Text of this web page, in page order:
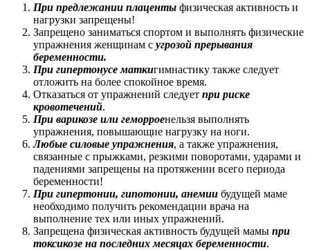
При предлежании плаценты физическая активность и
нагрузки запрещены!
Запрещено заниматься спортом и выполнять физические
упражнения женщинам с угрозой прерывания
беременности.
При гипертонусе маткигимнастику также следует
отложить на более спокойное время.
Отказаться от упражнений следует при риске
кровотечений.
При варикозе или геморроенельзя выполнять
упражнения, повышающие нагрузку на ноги.
Любые силовые упражнения, а также упражнения,
связанные с прыжками, резкими поворотами, ударами и
падениями запрещены на протяжении всего периода
беременности!
При гипертонии, гипотонии, анемии будущей маме
необходимо получить рекомендации врача на
выполнение тех или иных упражнений.
Запрещена физическая активность будущей мамы при
токсикозе на последних месяцах беременности.